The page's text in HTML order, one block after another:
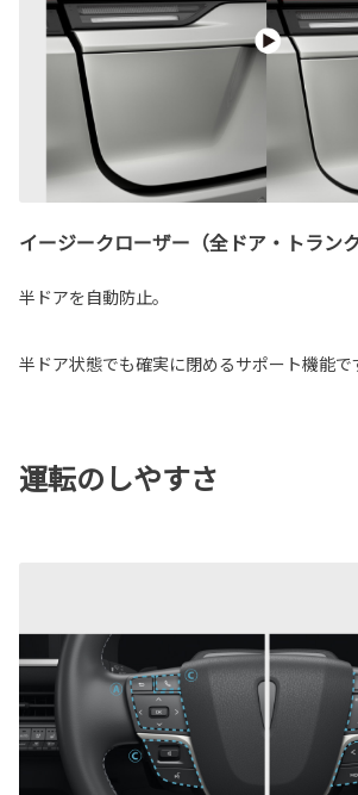
イージークローザー（全ドア・トランク
半ドアを自動防止。
半ドア状態でも確実に閉めるサポート機能で
運転のしやすさ